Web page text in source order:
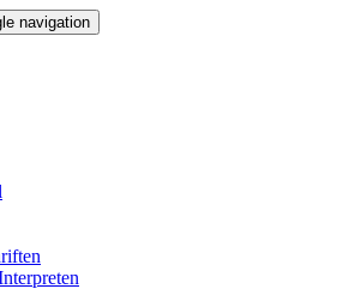
navigation